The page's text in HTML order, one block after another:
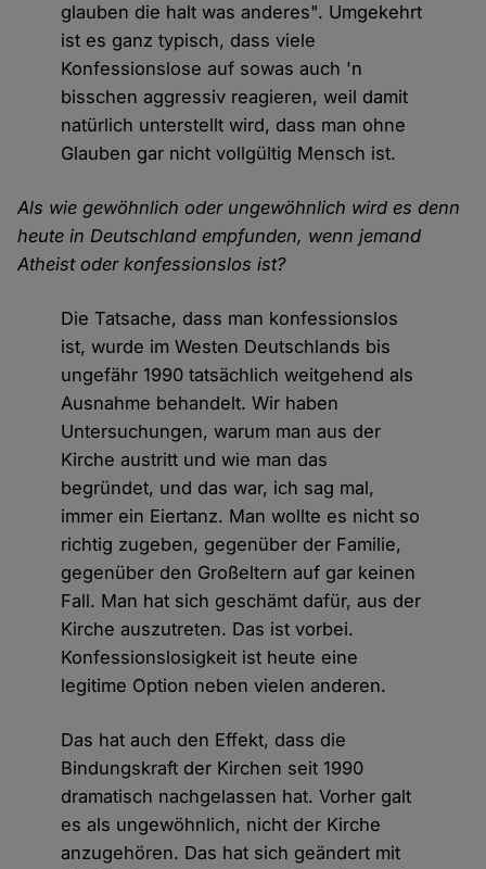
glauben die halt was anderes". Umgekehrt
ist es ganz typisch, dass viele
Konfessionslose auf sowas auch 'n
bisschen aggressiv reagieren, weil damit
natürlich unterstellt wird, dass man ohne
Glauben gar nicht vollgültig Mensch ist.
Als wie gewöhnlich oder ungewöhnlich wird es denn
heute in Deutschland empfunden, wenn jemand
Atheist oder konfessionslos ist?
Die Tatsache, dass man konfessionslos
ist, wurde im Westen Deutschlands bis
ungefähr 1990 tatsächlich weitgehend als
Ausnahme behandelt. Wir haben
Untersuchungen, warum man aus der
Kirche austritt und wie man das
begründet, und das war, ich sag mal,
immer ein Eiertanz. Man wollte es nicht so
richtig zugeben, gegenüber der Familie,
gegenüber den Großeltern auf gar keinen
Fall. Man hat sich geschämt dafür, aus der
Kirche auszutreten. Das ist vorbei.
Konfessionslosigkeit ist heute eine
legitime Option neben vielen anderen.
Das hat auch den Effekt, dass die
Bindungskraft der Kirchen seit 1990
dramatisch nachgelassen hat. Vorher galt
es als ungewöhnlich, nicht der Kirche
anzugehören. Das hat sich geändert mit